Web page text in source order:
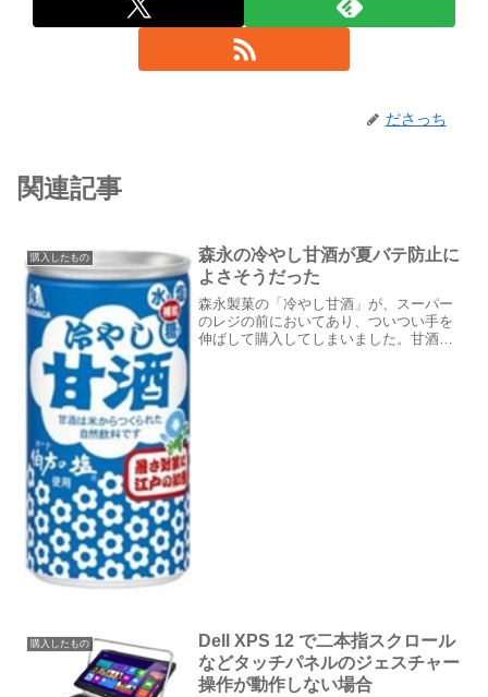
ださっち
関連記事
購入したもの
森永の冷やし甘酒が夏バテ防止に
よさそうだった
森永製菓の「冷やし甘酒」が、スーパー
のレジの前においてあり、ついつい手を
伸ばして購入してしまいました。甘酒と
購入したもの
Dell XPS 12 で二本指スクロール
などタッチパネルのジェスチャー
操作が動作しない場合